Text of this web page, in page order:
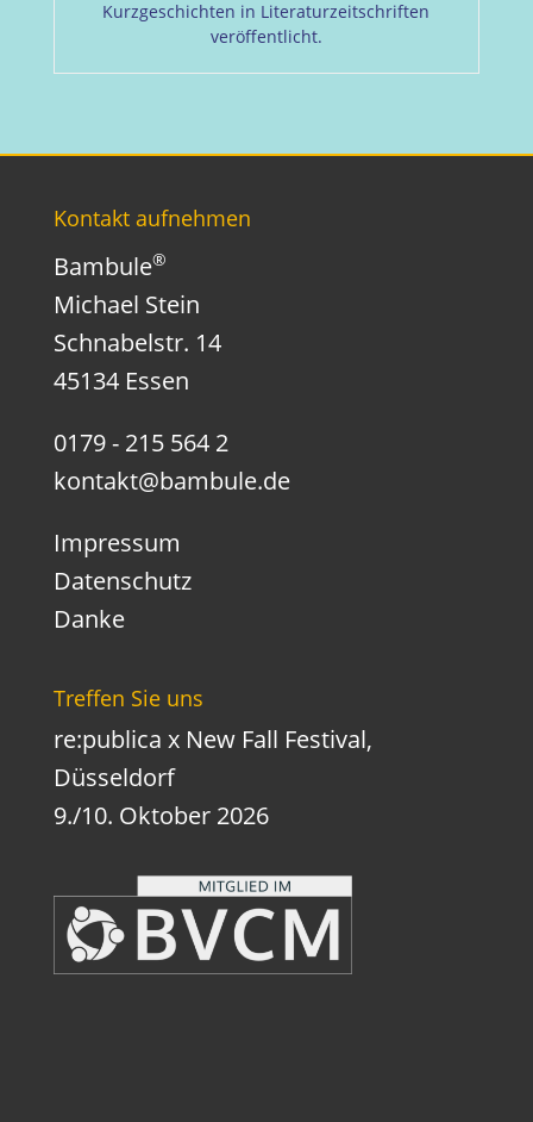
Kurzgeschichten in Literaturzeitschriften
veröffentlicht.
Kontakt aufnehmen
Bambule®
Michael Stein
Schnabelstr. 14
45134 Essen
0179 - 215 564 2
kontakt@bambule.de
Impressum
Datenschutz
Danke
Treffen Sie uns
re:publica x New Fall Festival,
Düsseldorf
9./10. Oktober 2026